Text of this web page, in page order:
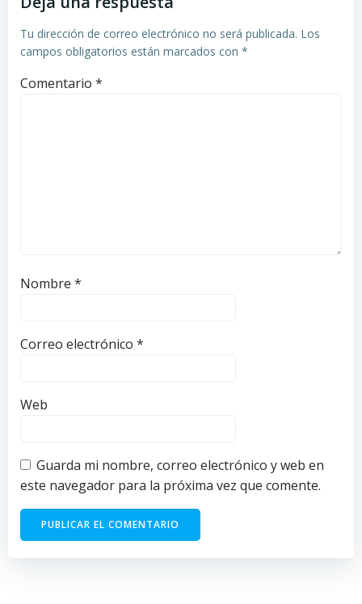
entradas
entradas
Tu dirección de correo electrónico no será publicada. Los
campos obligatorios están marcados con *
Comentario *
Nombre *
Correo electrónico *
Web
Guarda mi nombre, correo electrónico y web en
este navegador para la próxima vez que comente.